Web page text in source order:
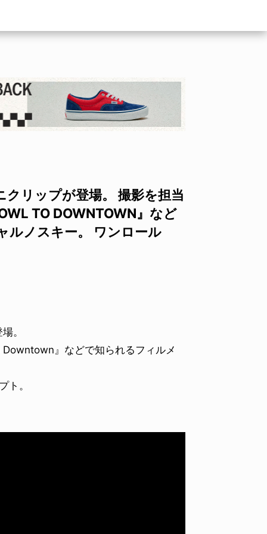
リップが登場。 撮影を担当
TO DOWNTOWN』など
ルノスキー。 ワンロール
。
』などで知られるフィルメ
ト。